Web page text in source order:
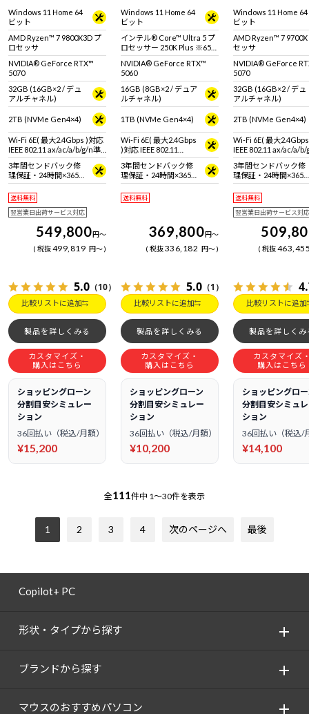
RTX 5070 & AMD Ryzen 7
9800X3D 搭載。 ※モニタ・
マウス・キーボードは別売
りです。
Windows 11 Home 64
ビット
AMD Ryzen™ 7 9800X3D プ
ロセッサ
NVIDIA® GeForce RTX™
5070
32GB (16GB×2 / デュ
アルチャネル)
2TB (NVMe Gen4×4)
Wi-Fi 6E( 最大2.4Gbps )対応
IEEE 802.11 ax/ac/a/b/g/n準
拠 ＋ Bluetooth 5内蔵
3年間センドバック修
理保証・24時間×365
日電話サポート
送料無料
翌営業日出荷サービス対応
549,800円～
税抜499,819 円～
5.0 （10）
比較リストに追加
製品を詳しくみる
カスタマイズ・
購入はこちら
ショッピングローン
分割目安シミュレー
ション
36回払い（税込/月額）
¥15,200
プロセッサー 250K Plus と
GeForce RTX 5060搭載のミ
ニタワー型デスクトップ
PC。※モニタ・マウス・キ
ーボードは別売りです。
Windows 11 Home 64
ビット
インテル® Core™ Ultra 5 プ
ロセッサー 250K Plus ※65W
動作
NVIDIA® GeForce RTX™
5060
16GB (8GB×2 / デュア
ルチャネル)
1TB (NVMe Gen4×4)
Wi-Fi 6E( 最大2.4Gbps
)対応 IEEE 802.11
ax/ac/a/b/g/n準拠 ＋
Bluetooth 5内蔵
3年間センドバック修
理保証・24時間×365
日電話サポート
送料無料
369,800円～
税抜336,182 円～
5.0 （1）
比較リストに追加
製品を詳しくみる
カスタマイズ・
購入はこちら
ショッピングローン
分割目安シミュレー
ション
36回払い（税込/月額）
¥10,200
RTX 5070 & AMD
9700X 搭載。 ※モニ
ウス・キーボードは
です。
Windows 11 Home 64
ビット
AMD Ryzen™ 7 9700X
セッサ
NVIDIA® GeForce
5070
32GB (16GB×2 / デュ
アルチャネル)
2TB (NVMe Gen4×4)
Wi-Fi 6E( 最大
IEEE 802.11 ax/ac/a/
拠 ＋ Bluetooth 5内蔵
3年間センドバック修
理保証・24時間×365
日電話サポート
送料無料
翌営業日出荷サービス対応
税抜
比較リストに追加
製品を詳しくみ
カスタマイズ
購入はこちら
ショッピングロ
分割目安シミュ
ション
36回払い（税込/
¥14,100
全111件中 1～30件を表示
1 2 3 4 次のページへ 最後
Copilot+ PC
形状・タイプから探す
ブランドから探す
マウスのおすすめパソコン